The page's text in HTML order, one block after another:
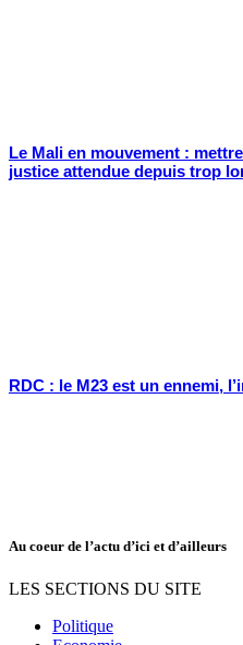
Le Mali en mouvement :
justice attendue depuis trop
RDC : le M23 est un ennemi,
Au coeur de l’actu d’ici et d’ailleurs
LES SECTIONS DU SITE
Politique